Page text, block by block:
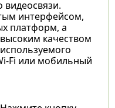
интерфейсом,
платформ, а
качеством
Fi или мобильный